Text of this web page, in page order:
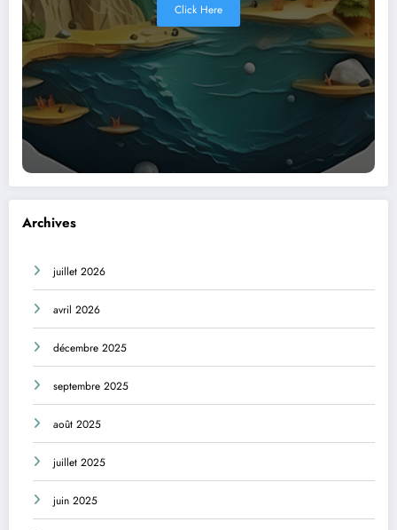
Click Here
Archives
juillet 2026
avril 2026
décembre 2025
septembre 2025
août 2025
juillet 2025
juin 2025